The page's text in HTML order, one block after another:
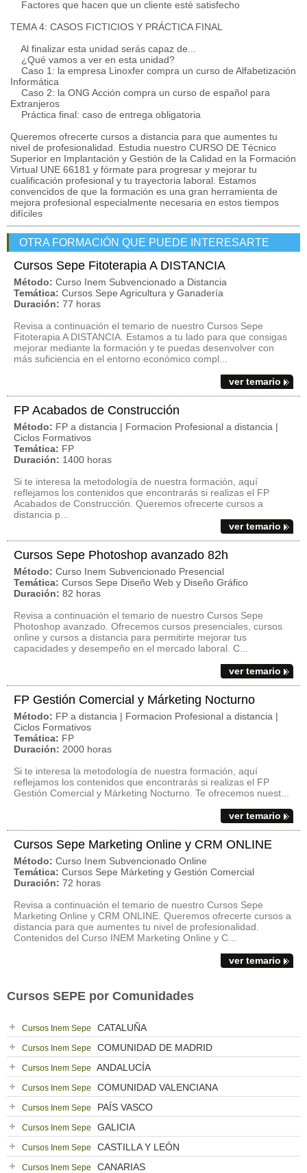
Factores que hacen que un cliente esté satisfecho
TEMA 4: CASOS FICTICIOS Y PRÁCTICA FINAL
Al finalizar esta unidad serás capaz de...
¿Qué vamos a ver en esta unidad?
Caso 1: la empresa Linoxfer compra un curso de Alfabetización
Informática
Caso 2: la ONG Acción compra un curso de español para
Extranjeros
Práctica final: caso de entrega obligatoria
Queremos ofrecerte cursos a distancia para que aumentes tu
nivel de profesionalidad. Estudia nuestro CURSO DE Técnico
Superior en Implantación y Gestión de la Calidad en la Formación
Virtual UNE 66181 y fórmate para progresar y mejorar tu
cualificación profesional y tu trayectoria laboral. Estamos
convencidos de que la formación es una gran herramienta de
mejora profesional especialmente necesaria en estos tiempos
difíciles
OTRA FORMACIÓN QUE PUEDE INTERESARTE
Cursos Sepe Fitoterapia A DISTANCIA
Método: Curso Inem Subvencionado a Distancia
Temática: Cursos Sepe Agricultura y Ganadería
Duración: 77 horas
Revisa a continuación el temario de nuestro Cursos Sepe
Fitoterapia A DISTANCIA. Estamos a tu lado para que consigas
mejorar mediante la formación y te puedas desenvolver con
más suficiencia en el entorno económico compl...
ver temario
FP Acabados de Construcción
Método: FP a distancia | Formacion Profesional a distancia |
Ciclos Formativos
Temática: FP
Duración: 1400 horas
Si te interesa la metodología de nuestra formación, aquí
reflejamos los contenidos que encontrarás si realizas el FP
Acabados de Construcción. Queremos ofrecerte cursos a
distancia p...
ver temario
Cursos Sepe Photoshop avanzado 82h
Método: Curso Inem Subvencionado Presencial
Temática: Cursos Sepe Diseño Web y Diseño Gráfico
Duración: 82 horas
Revisa a continuación el temario de nuestro Cursos Sepe
Photoshop avanzado. Ofrecemos cursos presenciales, cursos
online y cursos a distancia para permitirte mejorar tus
capacidades y desempeño en el mercado laboral. C...
ver temario
FP Gestión Comercial y Márketing Nocturno
Método: FP a distancia | Formacion Profesional a distancia |
Ciclos Formativos
Temática: FP
Duración: 2000 horas
Si te interesa la metodología de nuestra formación, aquí
reflejamos los contenidos que encontrarás si realizas el FP
Gestión Comercial y Márketing Nocturno. Te ofrecemos nuest...
ver temario
Cursos Sepe Marketing Online y CRM ONLINE
Método: Curso Inem Subvencionado Online
Temática: Cursos Sepe Márketing y Gestión Comercial
Duración: 72 horas
Revisa a continuación el temario de nuestro Cursos Sepe
Marketing Online y CRM ONLINE. Queremos ofrecerte cursos a
distancia para que aumentes tu nivel de profesionalidad.
Contenidos del Curso INEM Marketing Online y C...
ver temario
Cursos SEPE por Comunidades
Cursos Inem Sepe CATALUÑA
Cursos Inem Sepe COMUNIDAD DE MADRID
Cursos Inem Sepe ANDALUCÍA
Cursos Inem Sepe COMUNIDAD VALENCIANA
Cursos Inem Sepe PAÍS VASCO
Cursos Inem Sepe GALICIA
Cursos Inem Sepe CASTILLA Y LEÓN
Cursos Inem Sepe CANARIAS